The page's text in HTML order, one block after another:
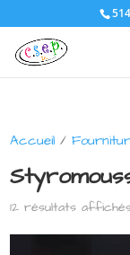
Accueil /
12 résultats